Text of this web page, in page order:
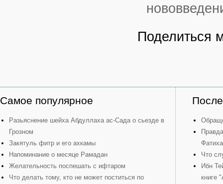
Поделиться
Самое популярное
Разьяснение шейха Абдуллаха ас-Сада о сьезде в
Грозном
Закятуль фитр и его ахкамы
Напоминание о месяце Рамадан
Желательность поспешать с ифтаром
Что делать тому, кто не может поститься по
Что
Ибн
книге